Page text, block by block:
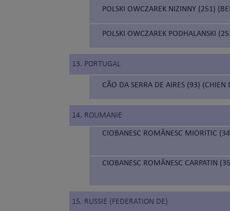
POLSKI OWCZAREK NIZINNY (251)
POLSKI OWCZAREK PODHALANSKI
13. PORTUGAL
CÃO DA SERRA DE AIRES (93) (CHIEN
14. ROUMANIE
CIOBANESC ROMÂNESC MIORITIC
CIOBANESC ROMÂNESC CARPATIN
15. RUSSIE (FEDERATION DE)